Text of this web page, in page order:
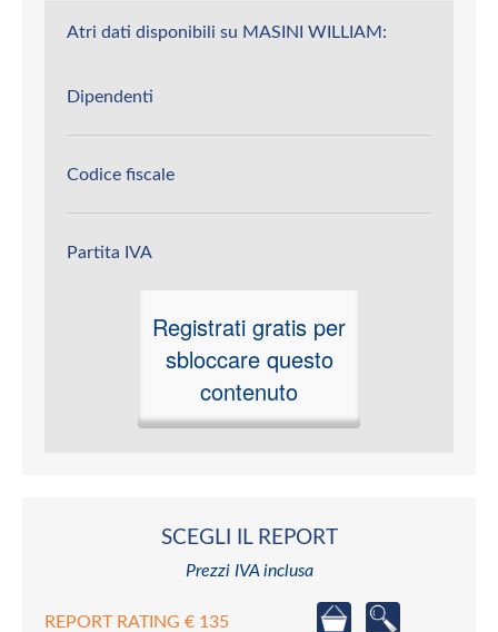
Atri dati disponibili su MASINI WILLIAM:
Dipendenti
Codice fiscale
Partita IVA
Registrati gratis per
sbloccare questo
contenuto
SCEGLI IL REPORT
Prezzi IVA inclusa
REPORT RATING € 135